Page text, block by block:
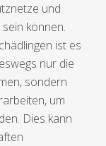
und
können.
ist es
nur die
sondern
um
Dies kann